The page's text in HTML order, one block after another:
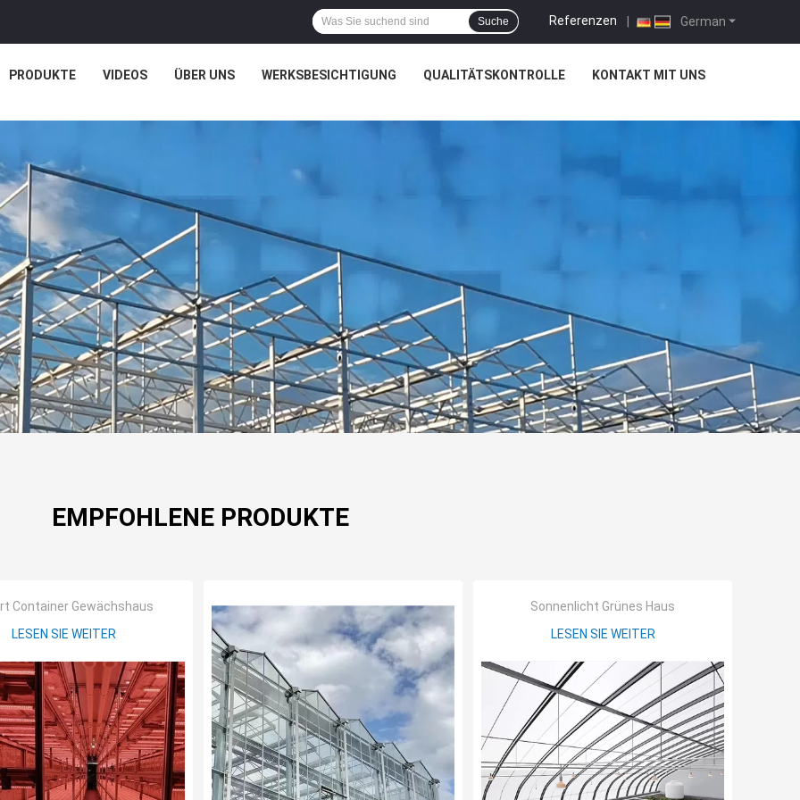
German
Referenzen |
Suche
PRODUKTE VIDEOS ÜBER UNS WERKSBESICHTIGUNG QUALITÄTSKONTROLLE KONTAKT MIT UNS
EMPFOHLENE PRODUKTE
Container Gewächshaus
LESEN SIE WEITER
Sonnenlicht Grünes Haus
LESEN SIE WEITER